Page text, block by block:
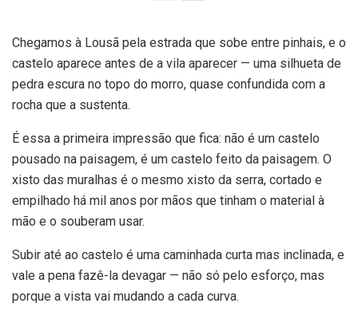
Chegamos à Lousã pela estrada que sobe entre pinhais, e o
castelo aparece antes de a vila aparecer — uma silhueta de
pedra escura no topo do morro, quase confundida com a
rocha que a sustenta.
É essa a primeira impressão que fica: não é um castelo
pousado na paisagem, é um castelo feito da paisagem. O
xisto das muralhas é o mesmo xisto da serra, cortado e
empilhado há mil anos por mãos que tinham o material à
mão e o souberam usar.
Subir até ao castelo é uma caminhada curta mas inclinada, e
vale a pena fazê-la devagar — não só pelo esforço, mas
porque a vista vai mudando a cada curva.